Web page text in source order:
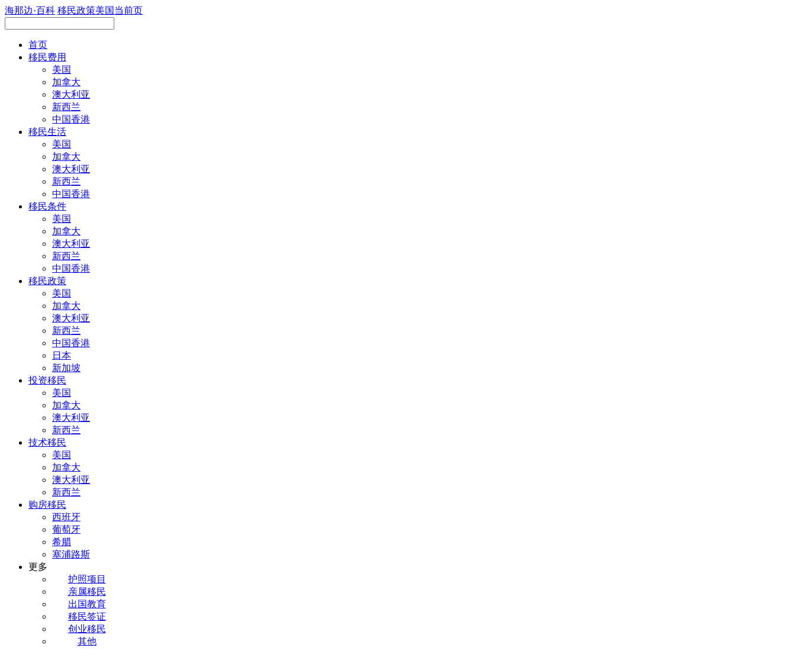
海那边·百科 移民政策美国当前页
首页
移民费用
美国
加拿大
澳大利亚
新西兰
中国香港
移民生活
美国
加拿大
澳大利亚
新西兰
中国香港
移民条件
美国
加拿大
澳大利亚
新西兰
中国香港
移民政策
美国
加拿大
澳大利亚
新西兰
中国香港
日本
新加坡
投资移民
美国
加拿大
澳大利亚
新西兰
技术移民
美国
加拿大
澳大利亚
新西兰
购房移民
西班牙
葡萄牙
希腊
塞浦路斯
更多
护照项目
亲属移民
出国教育
移民签证
创业移民
其他